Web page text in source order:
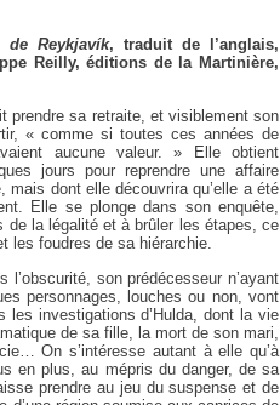
de Reykjavík, traduit de l’anglais,
Reilly, éditions de la Martinière,
prendre sa retraite, et visiblement son
« comme si toutes ces années de
aucune valeur. » Elle obtient
jours pour reprendre une affaire
mais dont elle découvrira qu’elle a été
Elle se plonge dans son enquête,
de la légalité et à brûler les étapes, ce
les foudres de sa hiérarchie.
son prédécesseur n’ayant
personnages, louches ou non, vont
les investigations d’Hulda, dont la vie
de sa fille, la mort de son mari,
On s’intéresse autant à elle qu’à
en plus, au mépris du danger, de sa
prendre au jeu du suspense et de